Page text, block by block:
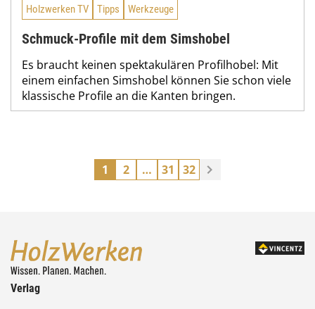
Holzwerken TV Tipps Werkzeuge
Schmuck-Profile mit dem Simshobel
Es braucht keinen spektakulären Profilhobel: Mit
einem einfachen Simshobel können Sie schon viele
klassische Profile an die Kanten bringen.
1 2 … 31 32
Verlag